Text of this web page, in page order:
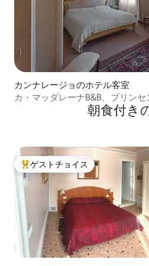
カンナレージョのホテル客室
カ・マッダレーナB&B、プリンセ
朝食付き
大好評のゲストチョイスです。
ゲストチョイス